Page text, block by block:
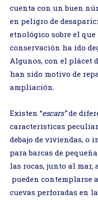
cuenta con un buen
en peligro de
etnológico sobre el
conservación ha ido
Algunos, con el plácet
han sido motivo de
ampliación.
Existen “escars”de
características
debajo de viviendas, o
para barcas de
las rocas, junto al mar,
pueden contemplarse
cuevas perforadas en